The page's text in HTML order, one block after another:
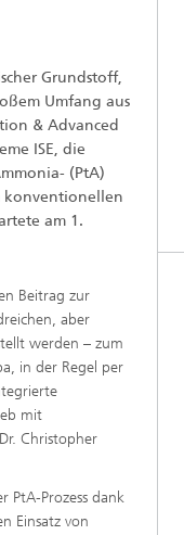
Grundstoff,
Umfang aus
& Advanced
ISE, die
(PtA)
konventionellen
am 1.
Beitrag zur
aber
werden – zum
in der Regel per
mit
Christopher
PtA-Prozess dank
Einsatz von